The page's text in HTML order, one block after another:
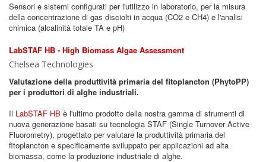
Sensori e sistemi configurati per l'utilizzo in laboratorio, per la misura
della concentrazione di gas disciolti in acqua (CO2 e CH4) e l'analisi
chimica (alcalinità totale TA e pH)
LabSTAF HB - High Biomass Algae Assessment
Chelsea Technologies
Valutazione della produttività primaria del fitoplancton (PhytoPP)
per i produttori di alghe industriali.
Il LabSTAF HB è l'ultimo prodotto della nostra gamma di strumenti di
nuova generazione basati su tecnologia STAF (Single Turnover Active
Fluorometry), progettato per valutare la produttività primaria del
fitoplancton e specificamente sviluppato per applicazioni ad alta
biomassa, come la produzione industriale di alghe.